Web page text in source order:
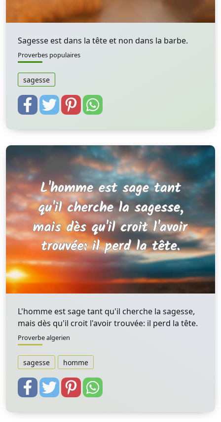
Sagesse est dans la tête et non dans la barbe.
Proverbes populaires
sagesse
L'homme est sage tant qu'il cherche la sagesse,
mais dès qu'il croit l'avoir trouvée: il perd la tête.
Proverbe algerien
sagesse homme